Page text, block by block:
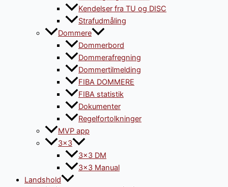
Kendelser fra TU og DISC
Strafudmåling
Dommere
Dommerbord
Dommerafregning
Dommertilmelding
FIBA DOMMERE
FIBA statistik
Dokumenter
Regelfortolkninger
MVP app
3×3
3×3 DM
3×3 Manual
Landshold